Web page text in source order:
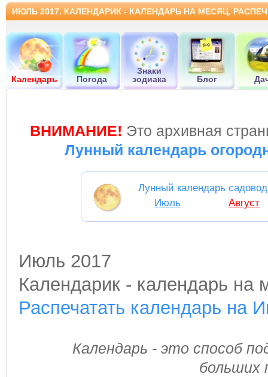
ИЮЛЬ 2017. КАЛЕНДАРИК - КАЛЕНДАРЬ НА МЕСЯЦ.
Календарь Погода
Знаки
зодиака
Блог
ВНИМАНИЕ! Это архивная
Лунный календарь
Лунный календарь
Июль
Август
Июль 2017
Календарик - календарь на
Распечатать календарь на
Календарь - это способ
больших